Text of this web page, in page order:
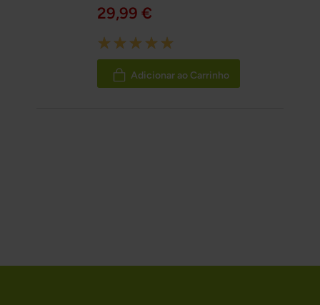
29,99 €
Rating:
100%
Adicionar ao Carrinho